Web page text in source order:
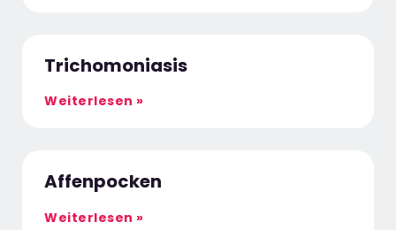
Trichomoniasis
Weiterlesen »
Affenpocken
Weiterlesen »